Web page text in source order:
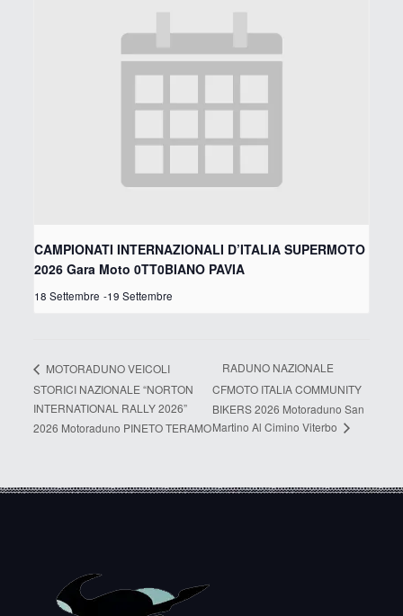
CAMPIONATI INTERNAZIONALI D’ITALIA SUPERMOTO
2026 Gara Moto 0TT0BIANO PAVIA
18 Settembre -19 Settembre
MOTORADUNO VEICOLI
STORICI NAZIONALE “NORTON
INTERNATIONAL RALLY 2026”
2026 Motoraduno PINETO TERAMO
RADUNO NAZIONALE
CFMOTO ITALIA COMMUNITY
BIKERS 2026 Motoraduno San
Martino Al Cimino Viterbo